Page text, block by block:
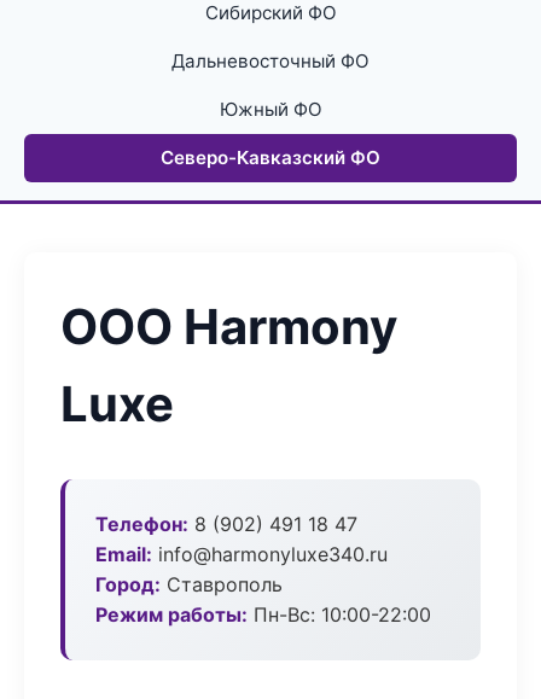
Сибирский ФО
Дальневосточный ФО
Южный ФО
Северо-Кавказский ФО
ООО Harmony
Luxe
Телефон: 8 (902) 491 18 47
Email: info@harmonyluxe340.ru
Город: Ставрополь
Режим работы: Пн-Вс: 10:00-22:00